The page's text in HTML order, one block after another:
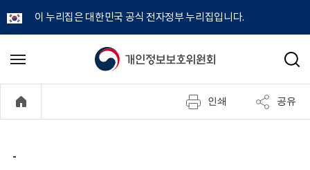
이 누리집은 대한민국 공식 전자정부 누리집입니다.
개
정
메
기
검
인쇄 공유
-